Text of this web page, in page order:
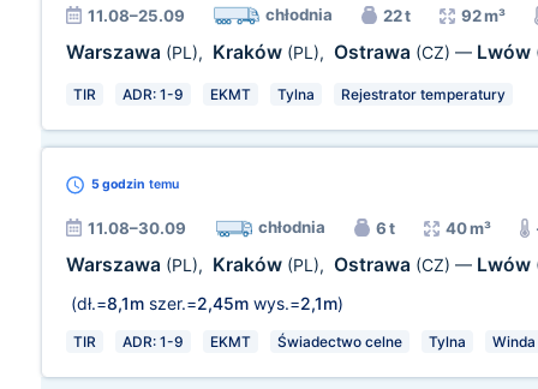
11.08–25.09 chłodnia 22 t 92 m³
Warszawa (PL), Kraków (PL), Ostrawa (CZ) — Lwów
TIR ADR: 1-9 EKMT Tylna Rejestrator temperatury
5 godzin temu
11.08–30.09 chłodnia 6 t 40 m³
Warszawa (PL), Kraków (PL), Ostrawa (CZ) — Lwów
(dł.=8,1m szer.=2,45m wys.=2,1m)
TIR ADR: 1-9 EKMT Świadectwo celne Tylna